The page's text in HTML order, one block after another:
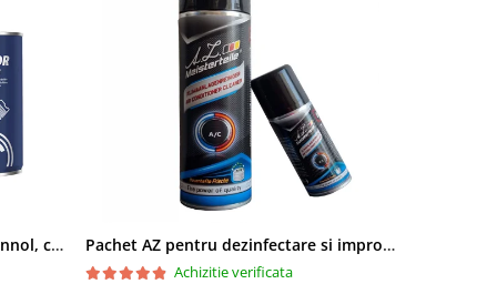
Pachet aditivi diesel Kross + Mannol, curatare injectie DPF si stabilizare ulei Pachet AZ pentru dezinfectare si improspatare instalatie auto AC
Achizitie verificata